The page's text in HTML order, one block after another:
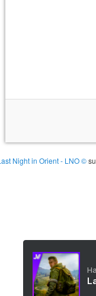
Night in Orient - LNO ©